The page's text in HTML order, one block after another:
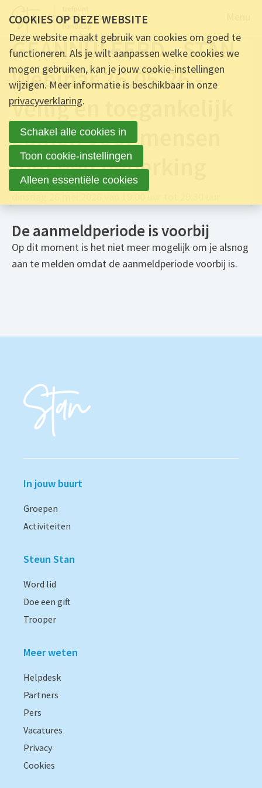
GEANNULEERD - STAN
Webinar 26.05.26 -
Veilig en toegankelijk
gamen voor mensen
met een beperking
De aanmeldperiode is voorbij
Op dit moment is het niet meer mogelijk om je alsnog
aan te melden omdat de aanmeldperiode voorbij is.
In jouw buurt
Groepen
Activiteiten
Steun Stan
Word lid
Doe een gift
Trooper
Meer weten
Helpdesk
Partners
Pers
Vacatures
Privacy
Cookies
COOKIES OP DEZE WEBSITE
Deze website maakt gebruik van cookies om goed te
functioneren. Als je wilt aanpassen welke cookies we
mogen gebruiken, kan je jouw cookie-instellingen
wijzigen. Meer informatie is beschikbaar in onze
privacyverklaring.
Schakel alle cookies in
Toon cookie-instellingen
Alleen essentiële cookies